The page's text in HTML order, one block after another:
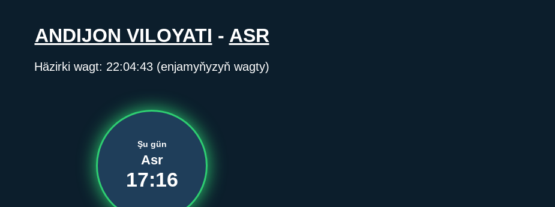
ANDIJON VILOYATI - ASR
Häzirki wagt: 22:04:44 (enjamyňyzyň wagty)
Şu gün
Asr
17:16